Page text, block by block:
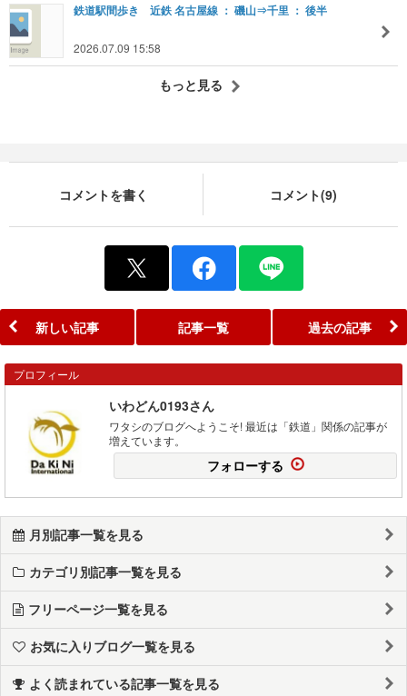
鉄道駅間歩き 近鉄 名古屋線 ： 磯山⇒千里 ： 後半
2026.07.09 15:58
もっと見る
コメントを書く コメント(9)
新しい記事 記事一覧 過去の記事
プロフィール
いわどん0193さん
ワタシのブログへようこそ! 最近は「鉄道」関係の記事が
増えています。
フォローする
月別記事一覧を見る
カテゴリ別記事一覧を見る
フリーページ一覧を見る
お気に入りブログ一覧を見る
よく読まれている記事一覧を見る